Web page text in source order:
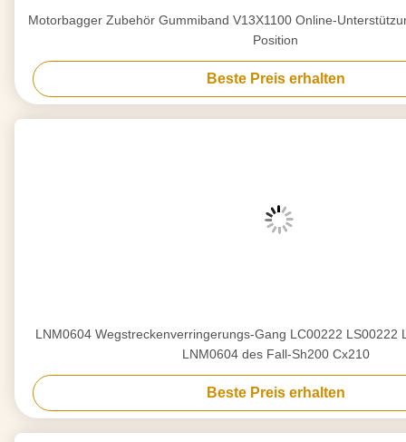
Motorbagger Zubehör Gummiband V13X1100 Online-
Position
Beste Preis erhalten
LNM0604 Wegstreckenverringerungs-Gang LC00222 LS00222
LNM0604 des Fall-Sh200 Cx210
Beste Preis erhalten